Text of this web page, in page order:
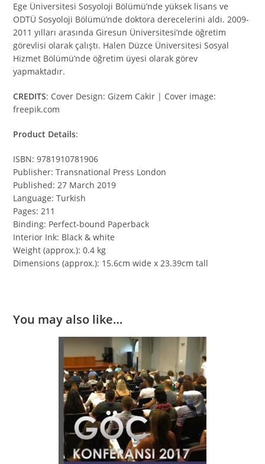
Ege Üniversitesi Sosyoloji Bölümü’nde yüksek lisans ve
ODTÜ Sosyoloji Bölümü’nde doktora derecelerini aldı. 2009-
2011 yılları arasında Giresun Üniversitesi’nde öğretim
görevlisi olarak çalıştı. Halen Düzce Üniversitesi Sosyal
Hizmet Bölümü’nde öğretim üyesi olarak görev
yapmaktadır.
CREDITS: Cover Design: Gizem Cakir | Cover image:
freepik.com
Product Details:
ISBN: 9781910781906
Publisher: Transnational Press London
Published: 27 March 2019
Language: Turkish
Pages: 211
Binding: Perfect-bound Paperback
Interior Ink: Black & white
Weight (approx.): 0.4 kg
Dimensions (approx.): 15.6cm wide x 23.39cm tall
You may also like…